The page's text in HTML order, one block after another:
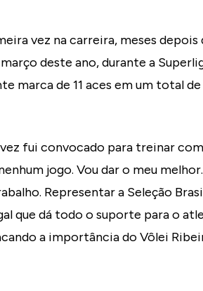
vez na carreira, meses depois
deste ano, durante a
de 11 aces em um total de
fui convocado para treinar
jogo. Vou dar o meu
Representar a Seleção
que dá todo o suporte para o
a importância do Vôlei